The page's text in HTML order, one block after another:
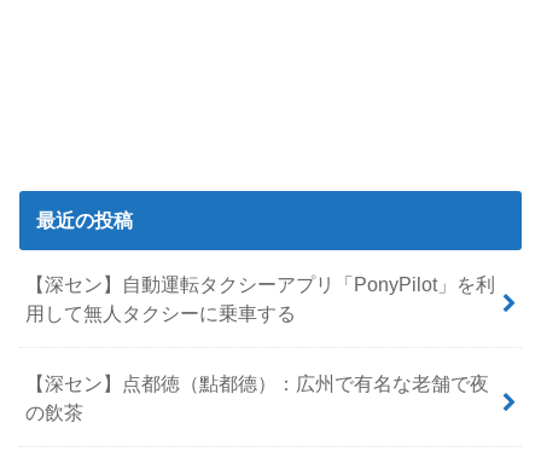
最近の投稿
【深セン】自動運転タクシーアプリ「PonyPilot」を利
用して無人タクシーに乗車する
【深セン】点都徳（點都德）：広州で有名な老舗で夜
の飲茶